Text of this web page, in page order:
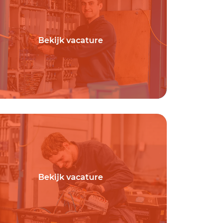
Bekijk vacature
Bekijk vacature